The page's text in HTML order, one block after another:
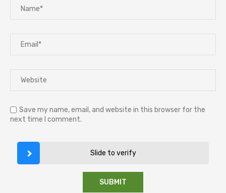
Save my name, email, and website in this browser for the
next time I comment.
Slide to verify